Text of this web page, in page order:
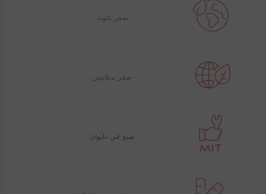
صفر تلوث
صفر ميلامين
صنع في تايوان